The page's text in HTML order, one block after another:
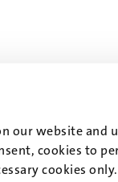
our website and
cookies to
cookies